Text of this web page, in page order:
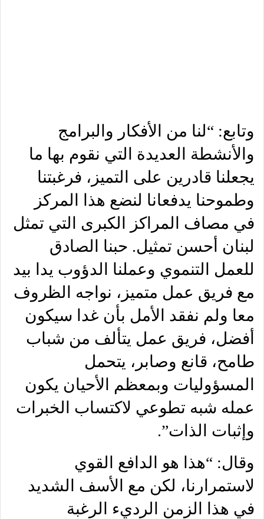
وتابع: “لنا من الأفكار والبرامج
والأنشطة العديدة التي نقوم بها ما
يجعلنا قادرين على التميز، فرغبتنا
وطموحنا يدفعانا لنضع هذا المركز
في مصاف المراكز الكبرى التي تمثل
لبنان أحسن تمثيل. حبنا الصادق
للعمل التنموي وعملنا الدؤوب يدا بيد
مع فريق عمل متميز، نواجه الظروف
معا ولم نفقد الأمل بأن غدا سيكون
أفضل، فريق عمل يتألف من شباب
طامح، قانع وصابر، يتحمل
المسؤوليات وبمعظم الأحيان يكون
عمله شبه تطوعي لاكتساب الخبرات
وإثبات الذات”.
وقال: “هذا هو الدافع القوي
لاستمرارنا، لكن مع الأسف الشديد
في هذا الزمن الرديء الرغبة